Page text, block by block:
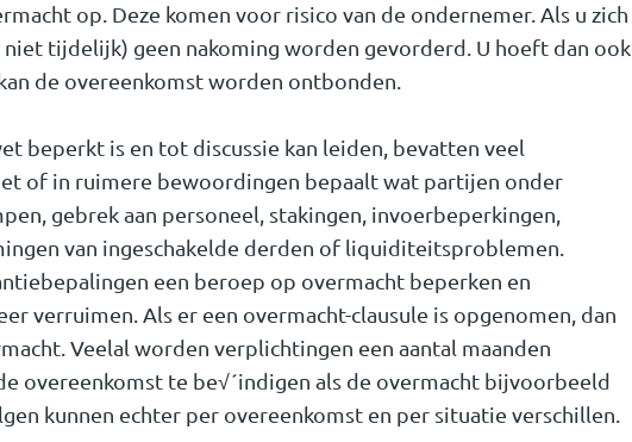
op. Deze komen voor risico van de ondernemer. Als u zich
tijdelijk) geen nakoming worden gevorderd. U hoeft dan ook
de overeenkomst worden ontbonden.
beperkt is en tot discussie kan leiden, bevatten veel
of in ruimere bewoordingen bepaalt wat partijen onder
gebrek aan personeel, stakingen, invoerbeperkingen,
van ingeschakelde derden of liquiditeitsproblemen.
een beroep op overmacht beperken en
verruimen. Als er een overmacht-clausule is opgenomen, dan
Veelal worden verplichtingen een aantal maanden
overeenkomst te be√´indigen als de overmacht bijvoorbeeld
kunnen echter per overeenkomst en per situatie verschillen.